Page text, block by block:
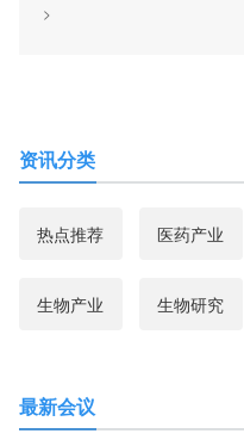
>
资讯分类
热点推荐 医药产业
生物产业 生物研究
最新会议